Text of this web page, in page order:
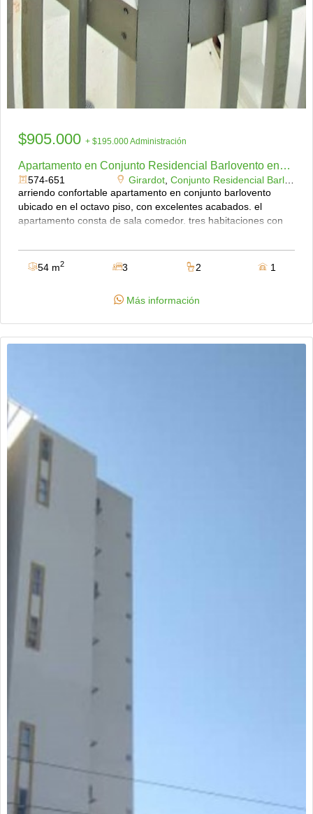
$905.000 + $195.000 Administración
Apartamento en Conjunto Residencial Barlovento enArriendo
574-651 Girardot, Conjunto Residencial Barlovento
arriendo confortable apartamento en conjunto barlovento
ubicado en el octavo piso, con excelentes acabados. el
apartamento consta de sala comedor. tres habitaciones con
cocina integral con mesón en mármol y barra americana,
balcón con buena vista, zona de lavandería, cuatro
estratégica, cerca al supermercado yumbo y al palacio de
54 m2 3 2 1
Más información